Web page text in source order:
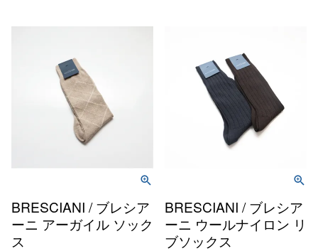
BRESCIANI / ブレシア
ーニ アーガイル ソック
ス
BRESCIANI / ブレシア
ーニ ウールナイロン リ
ブソックス